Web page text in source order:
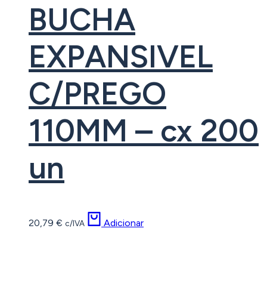
BUCHA
EXPANSIVEL
C/PREGO
110MM – cx 200
un
20,79 € c/IVA Adicionar